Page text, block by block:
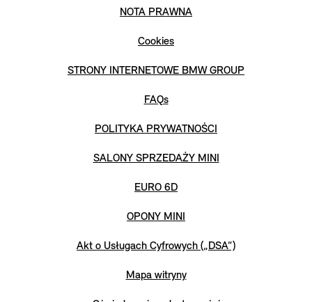
NOTA PRAWNA
Cookies
STRONY INTERNETOWE BMW GROUP
FAQs
POLITYKA PRYWATNOŚCI
SALONY SPRZEDAŻY MINI
EURO 6D
OPONY MINI
Akt o Usługach Cyfrowych („DSA”)
Mapa witryny